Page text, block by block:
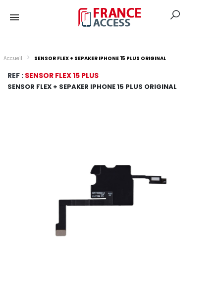
Accueil SENSOR FLEX + SEPAKER IPHONE 15 PLUS ORIGINAL
REF : SENSOR FLEX 15 PLUS
SENSOR FLEX + SEPAKER IPHONE 15 PLUS ORIGINAL